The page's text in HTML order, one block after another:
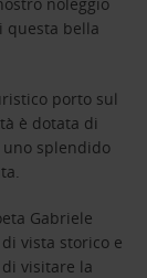
questa bella
porto sul
è dotata di
splendido
Gabriele
vista storico e
visitare la